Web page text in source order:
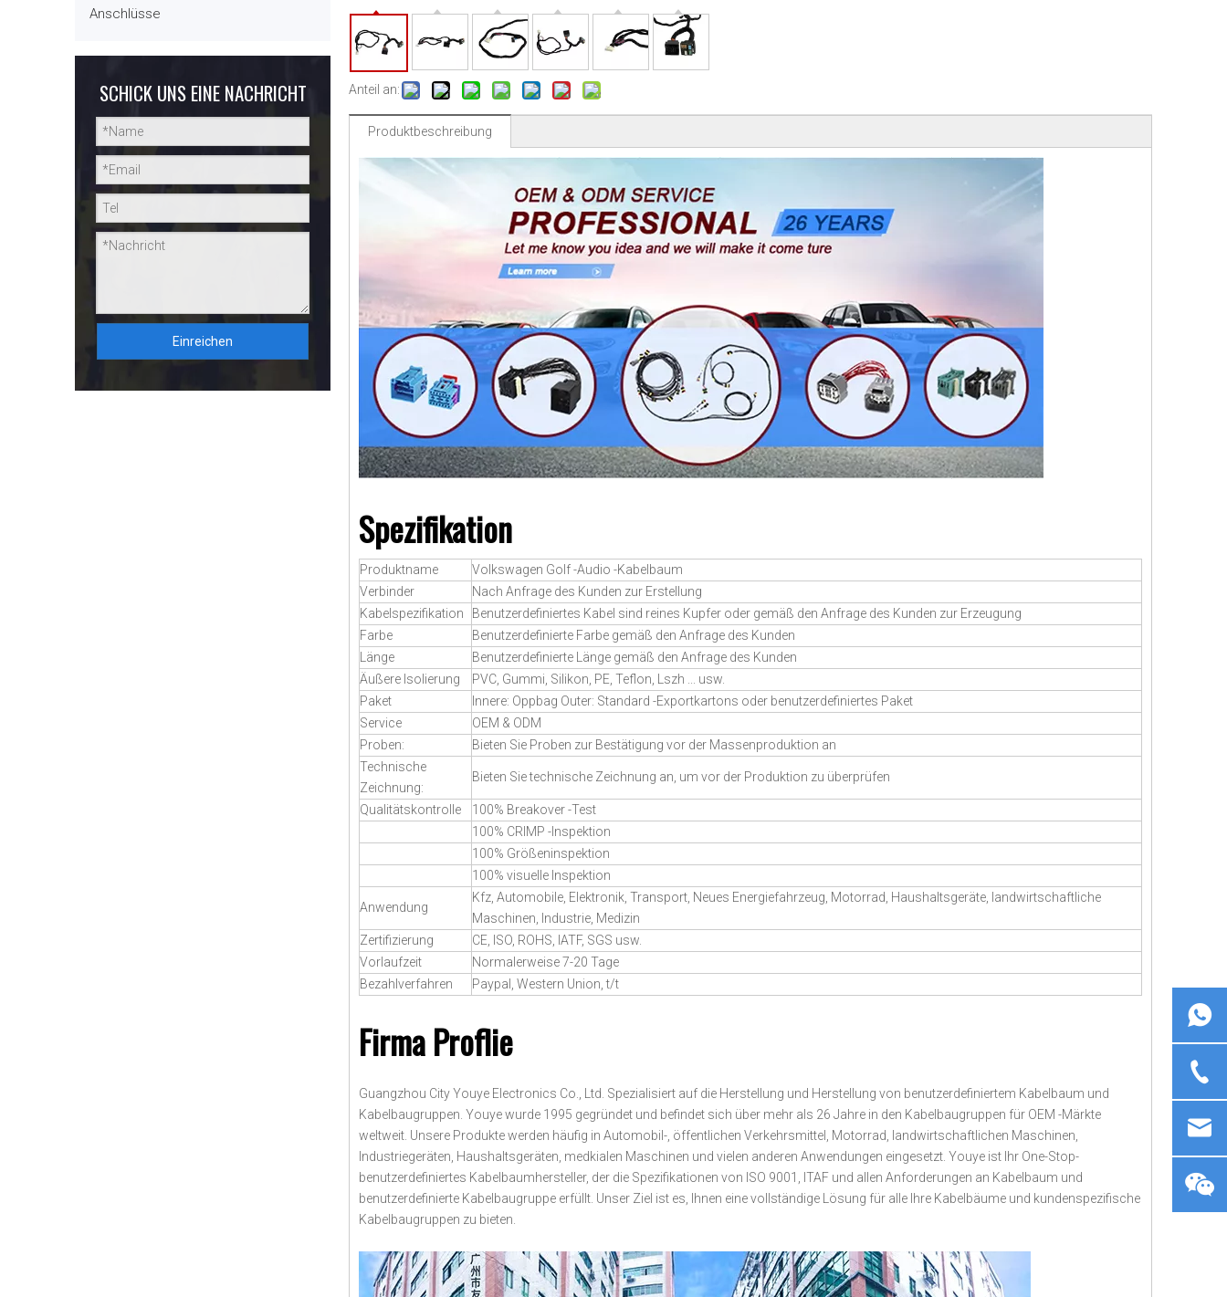
Anschlüsse
SCHICK UNS EINE NACHRICHT
Einreichen
Anteil an:
Produktbeschreibung
Spezifikation
Produktname
Volkswagen Golf -Audio -Kabelbaum
Verbinder
Nach Anfrage des Kunden zur Erstellung
Kabelspezifikation
Benutzerdefiniertes Kabel sind reines Kupfer oder gemäß den Anfrage des Kunden zur Erzeugung
Farbe
Benutzerdefinierte Farbe gemäß den Anfrage des Kunden
Länge
Benutzerdefinierte Länge gemäß den Anfrage des Kunden
Äußere Isolierung
PVC, Gummi, Silikon, PE, Teflon, Lszh ... usw.
Paket
Innere: Oppbag Outer: Standard -Exportkartons oder benutzerdefiniertes Paket
Service
OEM & ODM
Proben:
Bieten Sie Proben zur Bestätigung vor der Massenproduktion an
Technische
Zeichnung:
Bieten Sie technische Zeichnung an, um vor der Produktion zu überprüfen
Qualitätskontrolle
100% Breakover -Test
100% CRIMP -Inspektion
100% Größeninspektion
100% visuelle Inspektion
Anwendung
Kfz, Automobile, Elektronik, Transport, Neues Energiefahrzeug, Motorrad, Haushaltsgeräte, landwirtschaftliche
Maschinen, Industrie, Medizin
Zertifizierung
CE, ISO, ROHS, IATF, SGS usw.
Vorlaufzeit
Normalerweise 7-20 Tage
Bezahlverfahren
Paypal, Western Union, t/t
Firma Proflie
Guangzhou City Youye Electronics Co., Ltd. Spezialisiert auf die Herstellung und Herstellung von benutzerdefiniertem Kabelbaum und
Kabelbaugruppen. Youye wurde 1995 gegründet und befindet sich über mehr als 26 Jahre in den Kabelbaugruppen für OEM -Märkte
weltweit. Unsere Produkte werden häufig in Automobil-, öffentlichen Verkehrsmittel, Motorrad, landwirtschaftlichen Maschinen,
Industriegeräten, Haushaltsgeräten, medkialen Maschinen und vielen anderen Anwendungen eingesetzt. Youye ist Ihr One-Stop-
benutzerdefiniertes Kabelbaumhersteller, der die Spezifikationen von ISO 9001, ITAF und allen Anforderungen an Kabelbaum und
benutzerdefinierte Kabelbaugruppe erfüllt. Unser Ziel ist es, Ihnen eine vollständige Lösung für alle Ihre Kabelbäume und kundenspezifische
Kabelbaugruppen zu bieten.